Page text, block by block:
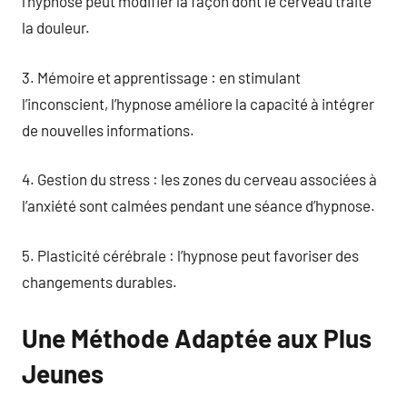
la douleur.
3. Mémoire et apprentissage : en stimulant
l’inconscient, l’hypnose améliore la capacité à intégrer
de nouvelles informations.
4. Gestion du stress : les zones du cerveau associées à
l’anxiété sont calmées pendant une séance d’hypnose.
5. Plasticité cérébrale : l’hypnose peut favoriser des
changements durables.
Une Méthode Adaptée aux Plus
Jeunes